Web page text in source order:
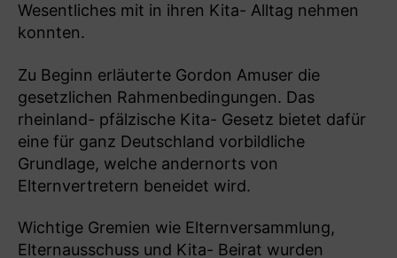
Wesentliches mit in ihren Kita- Alltag nehmen
konnten.
Zu Beginn erläuterte Gordon Amuser die
gesetzlichen Rahmenbedingungen. Das
rheinland- pfälzische Kita- Gesetz bietet dafür
eine für ganz Deutschland vorbildliche
Grundlage, welche andernorts von
Elternvertretern beneidet wird.
Wichtige Gremien wie Elternversammlung,
Elternausschuss und Kita- Beirat wurden